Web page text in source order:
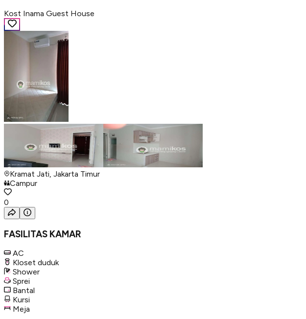
Kost Inama Guest House
Kramat Jati, Jakarta Timur
Campur
0
FASILITAS KAMAR
AC
Kloset duduk
Shower
Sprei
Bantal
Kursi
Meja